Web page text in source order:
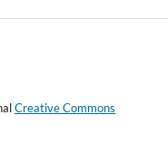
Creative Commons